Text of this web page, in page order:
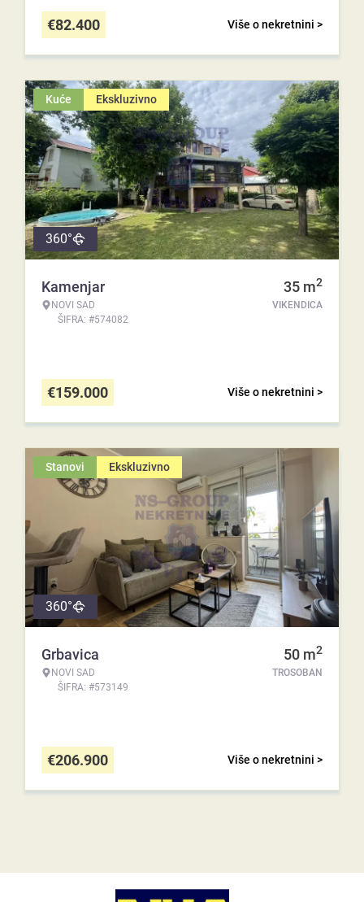
Više o nekretnini >
€82.400
Kuće Ekskluzivno
360°
Kamenjar
NOVI SAD
ŠIFRA: #574082
35 m2
VIKENDICA
Više o nekretnini >
€159.000
Stanovi Ekskluzivno
360°
Grbavica
NOVI SAD
ŠIFRA: #573149
50 m2
TROSOBAN
Više o nekretnini >
€206.900